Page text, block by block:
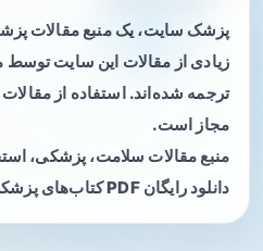
پزشک سایت، یک منبع مقالات
زیادی از مقالات این سایت توسط
ترجمه شده‌اند. استفاده از
مجاز است.
منبع مقالات سلامت، پزشکی،
دانلود رایگان PDF کتاب‌های پزشکی.